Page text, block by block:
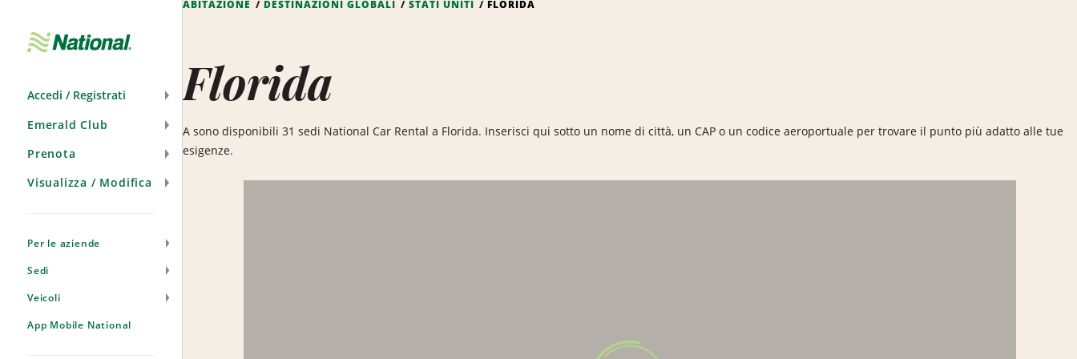
Accedi / Registrati
Emerald Club
Prenota
Visualizza / Modifica
Per le aziende
Sedi
Veicoli
App Mobile National
ABITAZIONE DESTINAZIONI GLOBALI STATI UNITI FLORIDA
Florida
A sono disponibili 31 sedi National Car Rental a Florida. Inserisci qui sotto un nome di città, un CAP o un codice aeroportuale per trovare il punto più adatto alle tue
esigenze.